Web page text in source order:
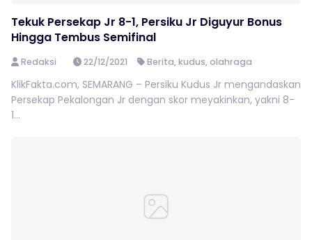
Tekuk Persekap Jr 8-1, Persiku Jr Diguyur Bonus
Hingga Tembus Semifinal
Redaksi 22/12/2021 Berita,kudus,olahraga
KlikFakta.com, SEMARANG – Persiku Kudus Jr mengandaskan
Persekap Pekalongan Jr dengan skor meyakinkan, yakni 8-
1...